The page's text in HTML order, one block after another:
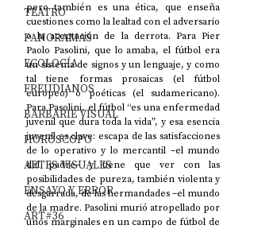
TEATRO
PANORAMAS
ECOLOGÍA
FREUDIANOS
BARBARIE VISUAL
HORÓSCOPO
ARTES VISUALES
ENSAYO Y ERROR
ART#36
pero también es una ética, que enseña
cuestiones como la lealtad con el adversario
o la aceptación de la derrota. Para Pier
Paolo Pasolini, que lo amaba, el fútbol era
un sistema de signos y un lenguaje, y como
tal tiene formas prosaicas (el fútbol
europeo) o poéticas (el sudamericano).
Para Pasolini, el fútbol “es una enfermedad
juvenil que dura toda la vida”, y esa esencia
juvenil es clave: escapa de las satisfacciones
de lo operativo y lo mercantil –el mundo
del padre– y tiene que ver con las
posibilidades de pureza, también violenta y
desgarrada, de las hermandades –el mundo
de la madre. Pasolini murió atropellado por
unos marginales en un campo de fútbol de